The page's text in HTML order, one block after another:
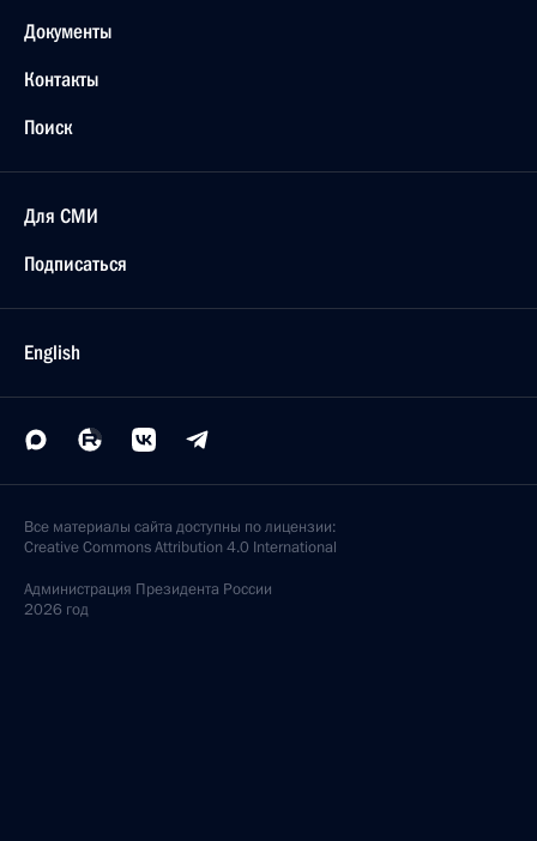
Документы
Контакты
Поиск
Для СМИ
Подписаться
English
Все материалы сайта доступны по лицензии:
Creative Commons Attribution 4.0 International
Администрация Президента России
2026 год